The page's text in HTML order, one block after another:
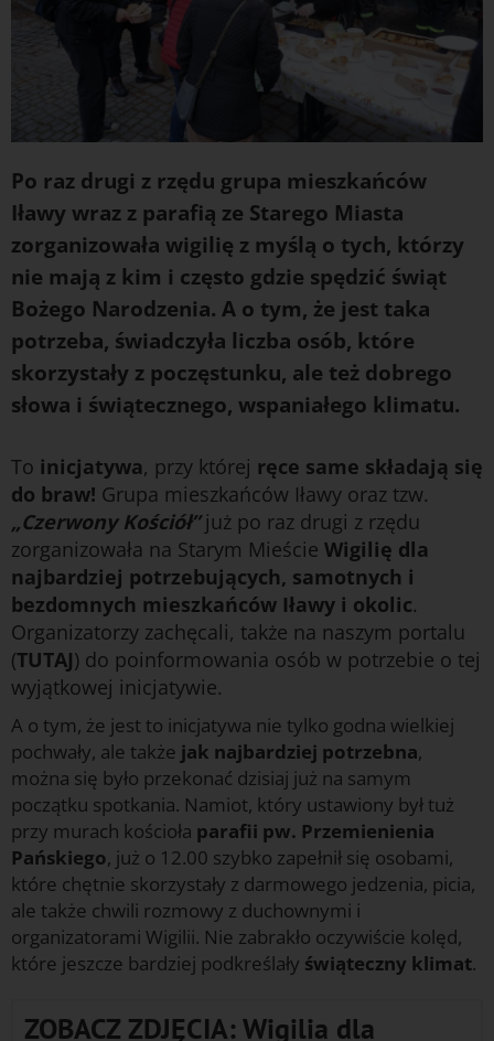
Po raz drugi z rzędu grupa mieszkańców
Iławy wraz z parafią ze Starego Miasta
zorganizowała wigilię z myślą o tych, którzy
nie mają z kim i często gdzie spędzić świąt
Bożego Narodzenia. A o tym, że jest taka
potrzeba, świadczyła liczba osób, które
skorzystały z poczęstunku, ale też dobrego
słowa i świątecznego, wspaniałego klimatu.
To inicjatywa, przy której ręce same składają się
do braw! Grupa mieszkańców Iławy oraz tzw.
„Czerwony Kościół”już po raz drugi z rzędu
zorganizowała na Starym Mieście Wigilię dla
najbardziej potrzebujących, samotnych i
bezdomnych mieszkańców Iławy i okolic.
Organizatorzy zachęcali, także na naszym portalu
(TUTAJ) do poinformowania osób w potrzebie o tej
wyjątkowej inicjatywie.
A o tym, że jest to inicjatywa nie tylko godna wielkiej
pochwały, ale także jak najbardziej potrzebna,
można się było przekonać dzisiaj już na samym
początku spotkania. Namiot, który ustawiony był tuż
przy murach kościoła parafii pw. Przemienienia
Pańskiego, już o 12.00 szybko zapełnił się osobami,
które chętnie skorzystały z darmowego jedzenia, picia,
ale także chwili rozmowy z duchownymi i
organizatorami Wigilii. Nie zabrakło oczywiście kolęd,
które jeszcze bardziej podkreślały świąteczny klimat.
ZOBACZ ZDJĘCIA: Wigilia dla